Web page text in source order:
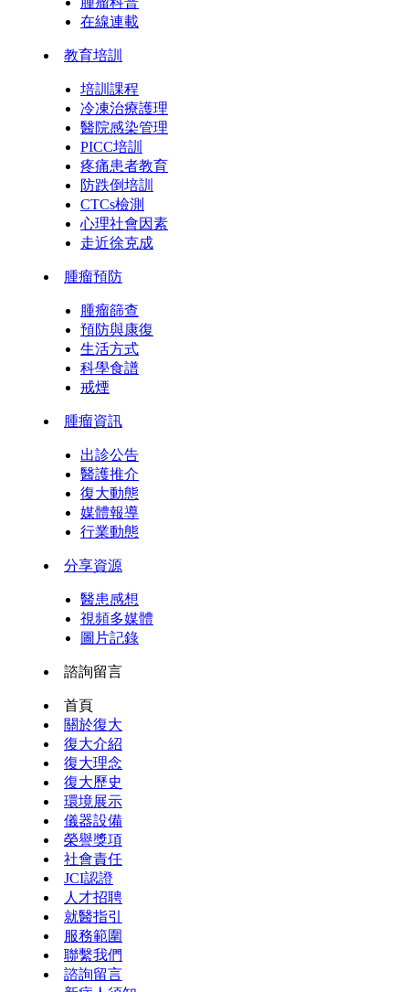
在線連載
教育培訓
培訓課程
冷凍治療護理
醫院感染管理
PICC培訓
疼痛患者教育
防跌倒培訓
CTCs檢測
心理社會因素
走近徐克成
腫瘤預防
腫瘤篩查
預防與康復
生活方式
科學食譜
戒煙
腫瘤資訊
出診公告
醫護推介
復大動態
媒體報導
行業動態
分享資源
醫患感想
視頻多媒體
圖片記錄
諮詢留言
首頁
關於復大
復大介紹
復大理念
復大歷史
環境展示
儀器設備
榮譽獎項
社會責任
JCI認證
人才招聘
就醫指引
服務範圍
聯繫我們
諮詢留言